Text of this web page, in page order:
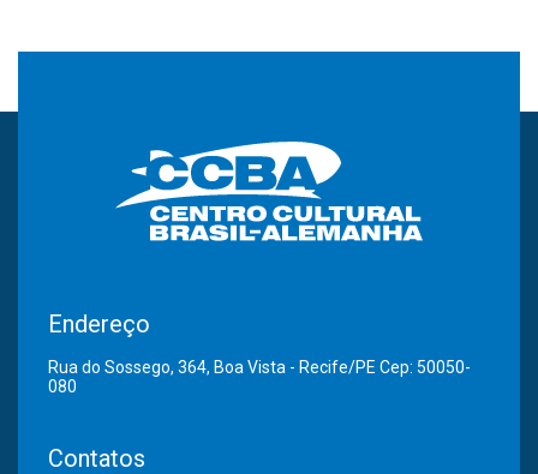
Endereço
Rua do Sossego, 364, Boa Vista - Recife/PE Cep: 50050-
080
Contatos